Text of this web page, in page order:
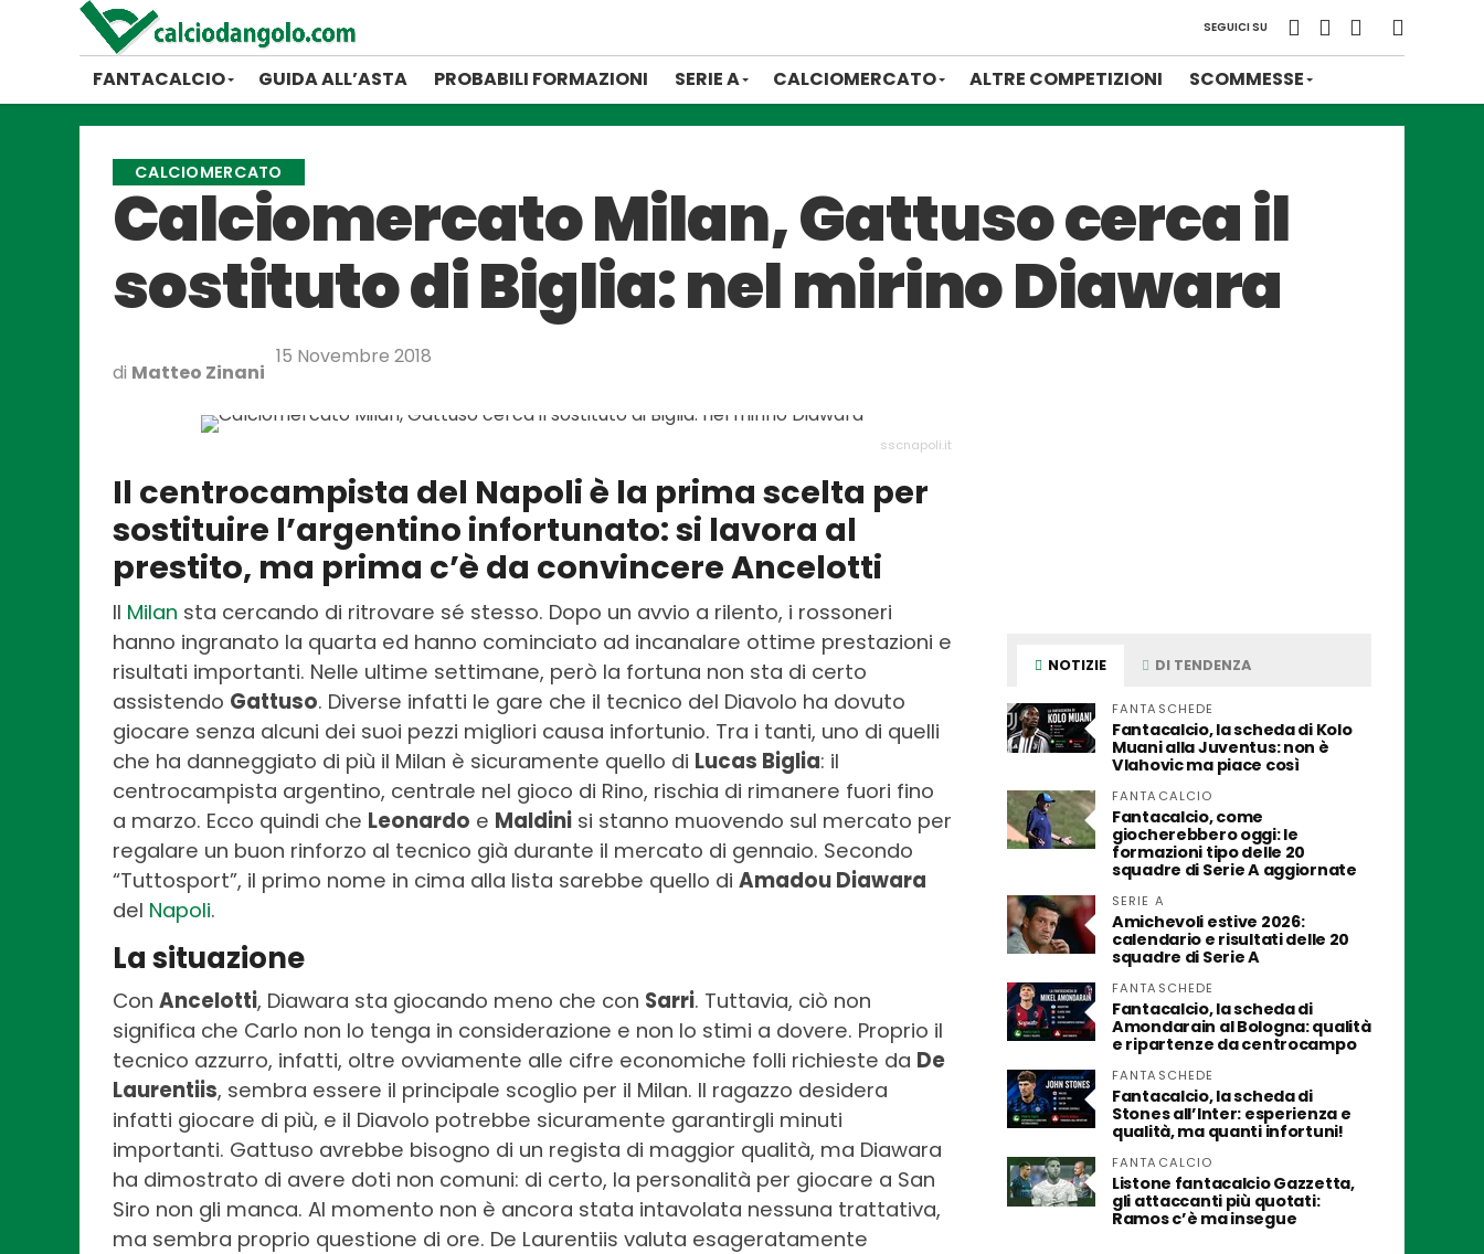
SEGUICI SU
FANTACALCIO GUIDA ALL’ASTA PROBABILI FORMAZIONI SERIE A CALCIOMERCATO ALTRE COMPETIZIONI SCOMMESSE
CALCIOMERCATO
Calciomercato Milan, Gattuso cerca il
sostituto di Biglia: nel mirino Diawara
di Matteo Zinani
15 Novembre 2018
sscnapoli.it
Il centrocampista del Napoli è la prima scelta per
sostituire l’argentino infortunato: si lavora al
prestito, ma prima c’è da convincere Ancelotti
Il Milan sta cercando di ritrovare sé stesso. Dopo un avvio a rilento, i rossoneri
hanno ingranato la quarta ed hanno cominciato ad incanalare ottime prestazioni e
risultati importanti. Nelle ultime settimane, però la fortuna non sta di certo
assistendo Gattuso. Diverse infatti le gare che il tecnico del Diavolo ha dovuto
giocare senza alcuni dei suoi pezzi migliori causa infortunio. Tra i tanti, uno di quelli
che ha danneggiato di più il Milan è sicuramente quello di Lucas Biglia: il
centrocampista argentino, centrale nel gioco di Rino, rischia di rimanere fuori fino
a marzo. Ecco quindi che Leonardo e Maldini si stanno muovendo sul mercato per
regalare un buon rinforzo al tecnico già durante il mercato di gennaio. Secondo
“Tuttosport”, il primo nome in cima alla lista sarebbe quello di Amadou Diawara
del Napoli.
La situazione
Con Ancelotti, Diawara sta giocando meno che con Sarri. Tuttavia, ciò non
significa che Carlo non lo tenga in considerazione e non lo stimi a dovere. Proprio il
tecnico azzurro, infatti, oltre ovviamente alle cifre economiche folli richieste da De
Laurentiis, sembra essere il principale scoglio per il Milan. Il ragazzo desidera
infatti giocare di più, e il Diavolo potrebbe sicuramente garantirgli minuti
importanti. Gattuso avrebbe bisogno di un regista di maggior qualità, ma Diawara
ha dimostrato di avere doti non comuni: di certo, la personalità per giocare a San
Siro non gli manca. Al momento non è ancora stata intavolata nessuna trattativa,
ma sembra proprio questione di ore. De Laurentiis valuta esageratamente
NOTIZIE DI TENDENZA
FANTASCHEDE
Fantacalcio, la scheda di Kolo
Muani alla Juventus: non è
Vlahovic ma piace così
FANTACALCIO
Fantacalcio, come
giocherebbero oggi: le
formazioni tipo delle 20
squadre di Serie A aggiornate
SERIE A
Amichevoli estive 2026:
calendario e risultati delle 20
squadre di Serie A
FANTASCHEDE
Fantacalcio, la scheda di
Amondarain al Bologna: qualità
e ripartenze da centrocampo
FANTASCHEDE
Fantacalcio, la scheda di
Stones all’Inter: esperienza e
qualità, ma quanti infortuni!
FANTACALCIO
Listone fantacalcio Gazzetta,
gli attaccanti più quotati:
Ramos c’è ma insegue